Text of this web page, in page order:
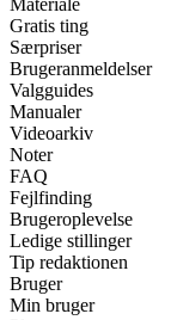
Materiale
Gratis ting
Særpriser
Brugeranmeldelser
Valgguides
Manualer
Videoarkiv
Noter
FAQ
Fejlfinding
Brugeroplevelse
Ledige stillinger
Tip redaktionen
Bruger
Min bruger